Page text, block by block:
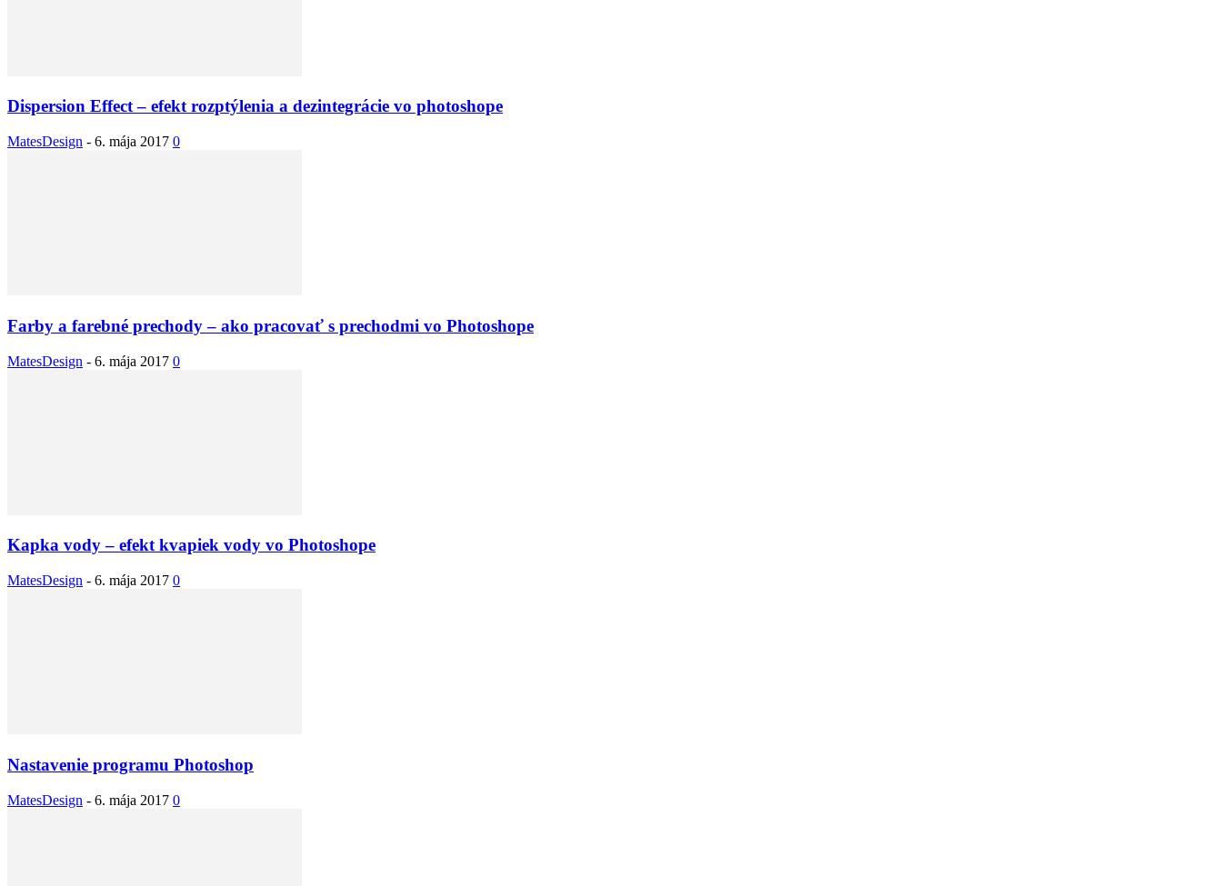
Dispersion Effect – efekt rozptýlenia a dezintegrácie vo photoshope
MatesDesign - 6. mája 2017 0
Farby a farebné prechody – ako pracovať s prechodmi vo Photoshope
MatesDesign - 6. mája 2017 0
Kapka vody – efekt kvapiek vody vo Photoshope
MatesDesign - 6. mája 2017 0
Nastavenie programu Photoshop
MatesDesign - 6. mája 2017 0